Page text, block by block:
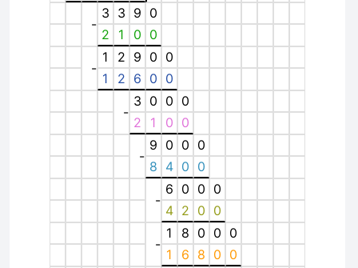
-
3 3 9 0
2
1 0 0
-
1 2 9 0 0
1
2 6 0 0
-
3 0 0 0
2
1 0 0
-
9 0 0 0
8 4 0 0
-
6 0 0 0
4 2 0 0
-
1 8 0 0 0
1
6 8 0 0